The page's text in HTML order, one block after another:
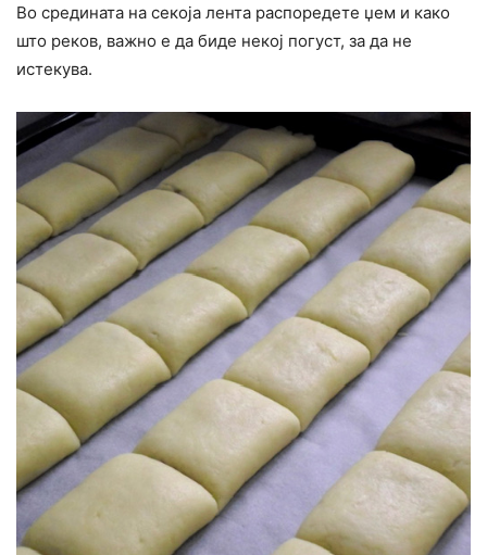
Во средината на секоја лента распоредете џем и како
што реков, важно е да биде некој погуст, за да не
истекува.